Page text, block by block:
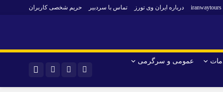
iranwaytours درباره ایران وی تورز تماس با سردبیر حریم شخصی کاربران
عمومی و سرگرمی